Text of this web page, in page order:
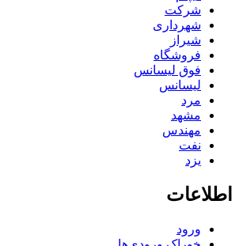
شرکت
شهرداری
شیراز
فروشگاه
فوق لیسانس
لیسانس
مرد
مشهد
مهندس
نفت
یزد
اطلاعات
ورود